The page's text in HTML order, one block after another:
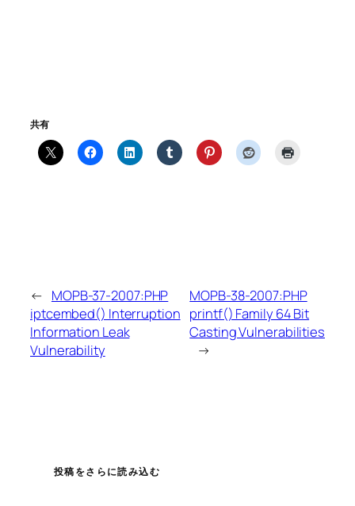
共有
← MOPB-37-2007:PHP
iptcembed() Interruption
Information Leak
Vulnerability
MOPB-38-2007:PHP
printf() Family 64 Bit
Casting Vulnerabilities
→
投稿をさらに読み込む